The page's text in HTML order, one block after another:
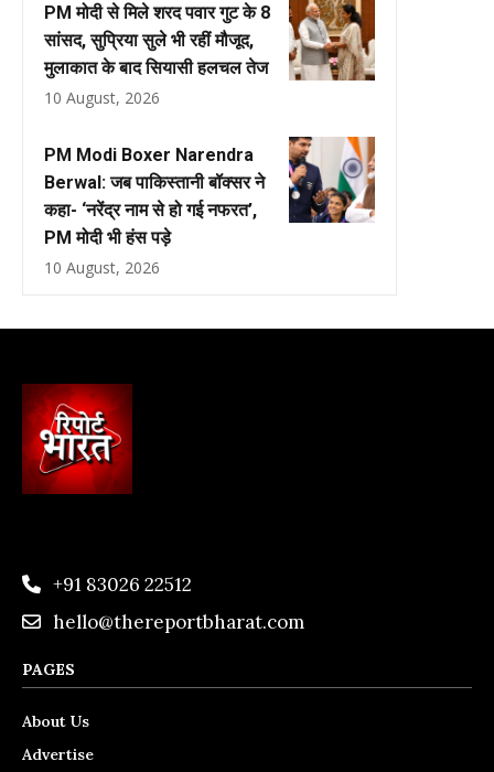
PM मोदी से मिले शरद पवार गुट के 8
सांसद, सुप्रिया सुले भी रहीं मौजूद,
मुलाकात के बाद सियासी हलचल तेज
10 August, 2026
PM Modi Boxer Narendra
Berwal: जब पाकिस्तानी बॉक्सर ने
कहा- ‘नरेंद्र नाम से हो गई नफरत’,
PM मोदी भी हंस पड़े
10 August, 2026
+91 83026 22512
hello@thereportbharat.com
PAGES
About Us
Advertise